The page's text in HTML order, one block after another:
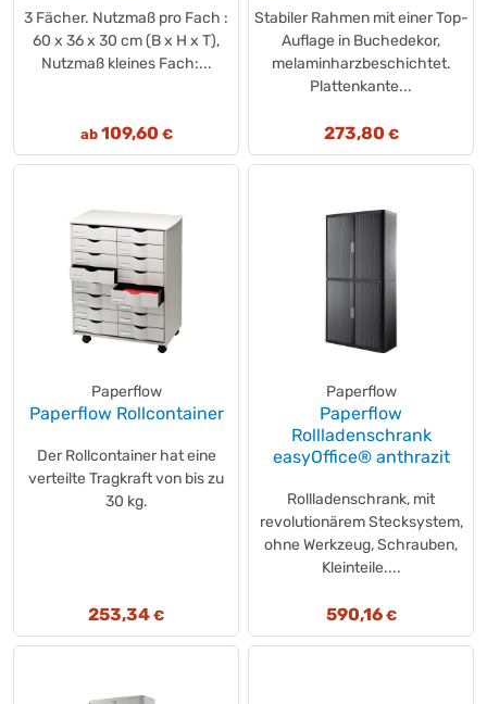
3 Fächer. Nutzmaß pro Fach :
60 x 36 x 30 cm (B x H x T),
Nutzmaß kleines Fach:...
ab 109,60 €
Stabiler Rahmen mit einer Top-
Auflage in Buchedekor,
melaminharzbeschichtet.
Plattenkante...
273,80 €
Paperflow
Paperflow Rollcontainer
Der Rollcontainer hat eine
verteilte Tragkraft von bis zu
30 kg.
253,34 €
Paperflow
Paperflow
Rollladenschrank
easyOffice® anthrazit
Rollladenschrank, mit
revolutionärem Stecksystem,
ohne Werkzeug, Schrauben,
Kleinteile....
590,16€